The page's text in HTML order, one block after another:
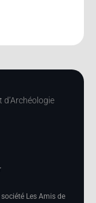
d’Archéologie
Les Amis de